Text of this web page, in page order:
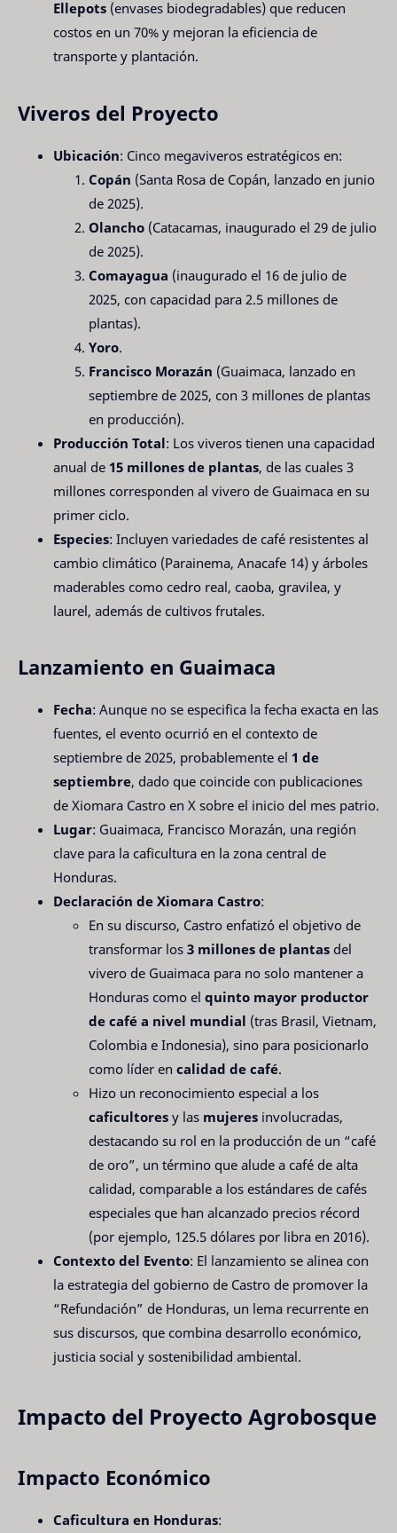
Ellepots (envases biodegradables) que reducen
costos en un 70% y mejoran la eficiencia de
transporte y plantación.
Viveros del Proyecto
Ubicación: Cinco megaviveros estratégicos en:
Copán (Santa Rosa de Copán, lanzado en junio
de 2025).
Olancho (Catacamas, inaugurado el 29 de julio
de 2025).
Comayagua (inaugurado el 16 de julio de
2025, con capacidad para 2.5 millones de
plantas).
Yoro.
Francisco Morazán (Guaimaca, lanzado en
septiembre de 2025, con 3 millones de plantas
en producción).
Producción Total: Los viveros tienen una capacidad
anual de 15 millones de plantas, de las cuales 3
millones corresponden al vivero de Guaimaca en su
primer ciclo.
Especies: Incluyen variedades de café resistentes al
cambio climático (Parainema, Anacafe 14) y árboles
maderables como cedro real, caoba, gravilea, y
laurel, además de cultivos frutales.
Lanzamiento en Guaimaca
Fecha: Aunque no se especifica la fecha exacta en las
fuentes, el evento ocurrió en el contexto de
septiembre de 2025, probablemente el 1 de
septiembre, dado que coincide con publicaciones
de Xiomara Castro en X sobre el inicio del mes patrio.
Lugar: Guaimaca, Francisco Morazán, una región
clave para la caficultura en la zona central de
Honduras.
Declaración de Xiomara Castro:
En su discurso, Castro enfatizó el objetivo de
transformar los 3 millones de plantas del
vivero de Guaimaca para no solo mantener a
Honduras como el quinto mayor productor
de café a nivel mundial (tras Brasil, Vietnam,
Colombia e Indonesia), sino para posicionarlo
como líder en calidad de café.
Hizo un reconocimiento especial a los
caficultores y las mujeres involucradas,
destacando su rol en la producción de un “café
de oro”, un término que alude a café de alta
calidad, comparable a los estándares de cafés
especiales que han alcanzado precios récord
(por ejemplo, 125.5 dólares por libra en 2016).
Contexto del Evento: El lanzamiento se alinea con
la estrategia del gobierno de Castro de promover la
“Refundación” de Honduras, un lema recurrente en
sus discursos, que combina desarrollo económico,
justicia social y sostenibilidad ambiental.
Impacto del Proyecto Agrobosque
Impacto Económico
Caficultura en Honduras: